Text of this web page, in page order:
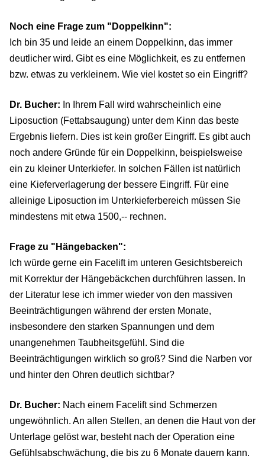
Noch eine Frage zum "Doppelkinn":
Ich bin 35 und leide an einem Doppelkinn, das immer
deutlicher wird. Gibt es eine Möglichkeit, es zu entfernen
bzw. etwas zu verkleinern. Wie viel kostet so ein Eingriff?
Dr. Bucher: In Ihrem Fall wird wahrscheinlich eine
Liposuction (Fettabsaugung) unter dem Kinn das beste
Ergebnis liefern. Dies ist kein großer Eingriff. Es gibt auch
noch andere Gründe für ein Doppelkinn, beispielsweise
ein zu kleiner Unterkiefer. In solchen Fällen ist natürlich
eine Kieferverlagerung der bessere Eingriff. Für eine
alleinige Liposuction im Unterkieferbereich müssen Sie
mindestens mit etwa 1500,-- rechnen.
Frage zu "Hängebacken":
Ich würde gerne ein Facelift im unteren Gesichtsbereich
mit Korrektur der Hängebäckchen durchführen lassen. In
der Literatur lese ich immer wieder von den massiven
Beeinträchtigungen während der ersten Monate,
insbesondere den starken Spannungen und dem
unangenehmen Taubheitsgefühl. Sind die
Beeinträchtigungen wirklich so groß? Sind die Narben vor
und hinter den Ohren deutlich sichtbar?
Dr. Bucher: Nach einem Facelift sind Schmerzen
ungewöhnlich. An allen Stellen, an denen die Haut von der
Unterlage gelöst war, besteht nach der Operation eine
Gefühlsabschwächung, die bis zu 6 Monate dauern kann.